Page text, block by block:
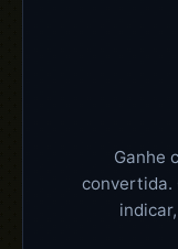
Ganhe
convertida.